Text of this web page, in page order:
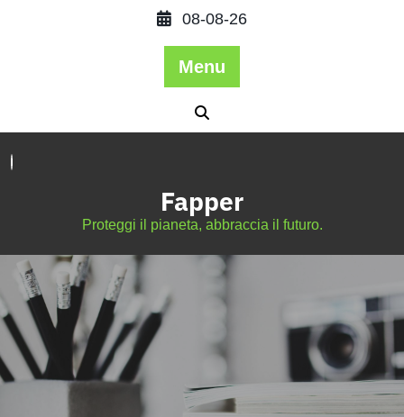
08-08-26
Menu
Fapper
Proteggi il pianeta, abbraccia il futuro.